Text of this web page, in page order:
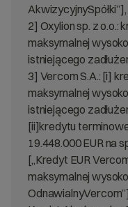
AkwizycyjnySpółki”],
2] Oxylion sp. z
maksymalnej
istniejącego
3] Vercom S.A.: [i]
maksymalnej
istniejącego
[ii]kredytu
19.448.000 EUR na
[„Kredyt EUR
maksymalnej